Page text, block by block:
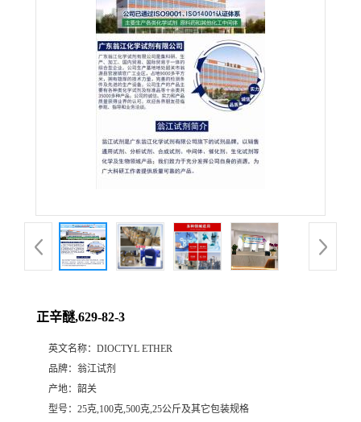
正辛醚,629-82-3
英文名称： DIOCTYL ETHER
品牌： 翁江试剂
产地： 韶关
型号： 25克,100克,500克,25公斤及其它包装规格